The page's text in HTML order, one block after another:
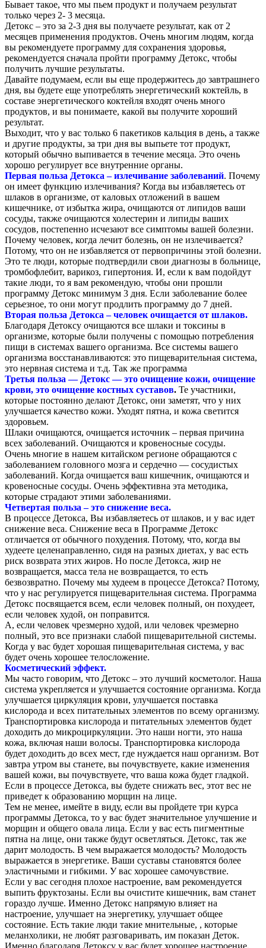
Бывает такое, что мы пьем продукт и получаем результат
только через 2- 3 месяца.
Детокс – это за 2-3 дня вы получаете результат, как от 2
месяцев применения продуктов. Очень многим людям, когда
вы рекомендуете программу для сохранения здоровья,
рекомендуется сначала пройти программу Детокс, чтобы
получить лучшие результаты.
Давайте подумаем, если вы еще продержитесь до завтрашнего
дня, вы будете еще употреблять энергетический коктейль, в
составе энергетического коктейля входят очень много
продуктов, и вы понимаете, какой вы получите хороший
результат.
Выходит, что у вас только 6 пакетиков кальция в день, а также
и другие продукты, за три дня вы выпьете тот продукт,
который обычно выпивается в течение месяца. Это очень
хорошо регулирует все внутренние органы.
Первая польза Детокса – излечивание заболеваний. Почему
он имеет функцию излечивания? Когда вы избавляетесь от
шлаков в организме, от каловых отложений в вашем
кишечнике, от избытка жира, очищаются от липидов ваши
сосуды, также очищаются холестерин и липиды ваших
сосудов, постепенно исчезают все симптомы вашей болезни.
Почему человек, когда лечит болезнь, он не излечивается?
Потому, что он не избавляется от первопричины этой болезни.
Это те люди, которые подтвердили свои диагнозы в больнице,
тромбофлебит, варикоз, гипертония. И, если к вам подойдут
такие люди, то я вам рекомендую, чтобы они прошли
программу Детокс минимум 3 дня. Если заболевание более
серьезное, то они могут продлить программу до 7 дней.
Вторая польза Детокса – человек очищается от шлаков.
Благодаря Детоксу очищаются все шлаки и токсины в
организме, которые были получены с помощью потребления
пищи в системах вашего организма. Все системы вашего
организма восстанавливаются: это пищеварительная система,
это нервная система и т.д. Так же программа
Третья польза — Детокс — это очищение кожи, очищение
крови, это очищение костных суставов. Те участники,
которые постоянно делают Детокс, они заметят, что у них
улучшается качество кожи. Уходят пятна, и кожа светится
здоровьем.
Шлаки очищаются, очищается источник – первая причина
всех заболеваний. Очищаются и кровеносные сосуды.
Очень многие в нашем китайском регионе обращаются с
заболеванием головного мозга и сердечно — сосудистых
заболеваний. Когда очищается ваш кишечник, очищаются и
кровеносные сосуды. Очень эффективна эта методика,
которые страдают этими заболеваниями.
Четвертая польза – это снижение веса.
В процессе Детокса, Вы избавляетесь от шлаков, и у вас идет
снижение веса. Снижение веса в Программе Детокс
отличается от обычного похудения. Потому, что, когда вы
худеете целенаправленно, сидя на разных диетах, у вас есть
риск возврата этих жиров. Но после Детокса, жир не
возвращается, масса тела не возвращается, то есть
безвозвратно. Почему мы худеем в процессе Детокса? Потому,
что у нас регулируется пищеварительная система. Программа
Детокс посвящается всем, если человек полный, он похудеет,
если человек худой, он поправится.
А, если человек чрезмерно худой, или человек чрезмерно
полный, это все признаки слабой пищеварительной системы.
Когда у вас будет хорошая пищеварительная система, у вас
будет очень хорошее телосложение.
Косметический эффект.
Мы часто говорим, что Детокс – это лучший косметолог. Наша
система укрепляется и улучшается состояние организма. Когда
улучшается циркуляция крови, улучшается поставка
кислорода и всех питательных элементов по всему организму.
Транспортировка кислорода и питательных элементов будет
доходить до микроциркуляции. Это наши ногти, это наша
кожа, включая наши волосы. Транспортировка кислорода
будет доходить до всех мест, где нуждается наш организм. Вот
завтра утром вы станете, вы почувствуете, какие изменения
вашей кожи, вы почувствуете, что ваша кожа будет гладкой.
Если в процессе Детокса, вы будете снижать вес, этот вес не
приведет к образованию морщин на лице.
Тем не менее, имейте в виду, если вы пройдете три курса
программы Детокса, то у вас будет значительное улучшение и
морщин и общего овала лица. Если у вас есть пигментные
пятна на лице, они также будут осветляться. Детокс, так же
дарит молодость. В чем выражается молодость? Молодость
выражается в энергетике. Ваши суставы становятся более
эластичными и гибкими. У вас хорошее самочувствие.
Если у вас сегодня плохое настроение, вам рекомендуется
выпить фруктозаны. Если вы очистите кишечник, вам станет
гораздо лучше. Именно Детокс напрямую влияет на
настроение, улучшает на энергетику, улучшает общее
состояние. Есть такие люди такие мнительные, , которые
меланхолики, не любят разговаривать, им показан Деток.
Именно благодаря Детоксу у вас будет хорошее настроение,